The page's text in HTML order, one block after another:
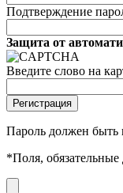
Подтверждение
Защита от
Введите слово на
Пароль должен быть
*Поля, обязательные